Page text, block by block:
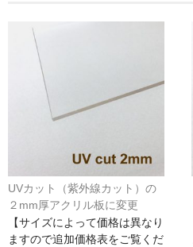
UVカット（紫外線カット）の
２mm厚アクリル板に変更
【サイズによって価格は異なり
ますので追加価格表をご覧くだ